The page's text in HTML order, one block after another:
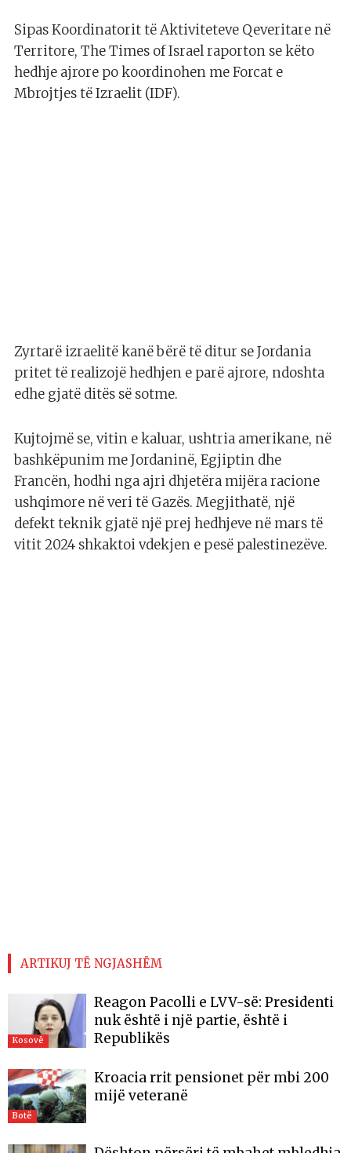
Sipas Koordinatorit të Aktiviteteve Qeveritare në
Territore, The Times of Israel raporton se këto
hedhje ajrore po koordinohen me Forcat e
Mbrojtjes të Izraelit (IDF).
Zyrtarë izraelitë kanë bërë të ditur se Jordania
pritet të realizojë hedhjen e parë ajrore, ndoshta
edhe gjatë ditës së sotme.
Kujtojmë se, vitin e kaluar, ushtria amerikane, në
bashkëpunim me Jordaninë, Egjiptin dhe
Francën, hodhi nga ajri dhjetëra mijëra racione
ushqimore në veri të Gazës. Megjithatë, një
defekt teknik gjatë një prej hedhjeve në mars të
vitit 2024 shkaktoi vdekjen e pesë palestinezëve.
ARTIKUJ TË NGJASHËM
Kosovë
Reagon Pacolli e LVV-së: Presidenti
nuk është i një partie, është i
Republikës
Botë
Kroacia rrit pensionet për mbi 200
mijë veteranë